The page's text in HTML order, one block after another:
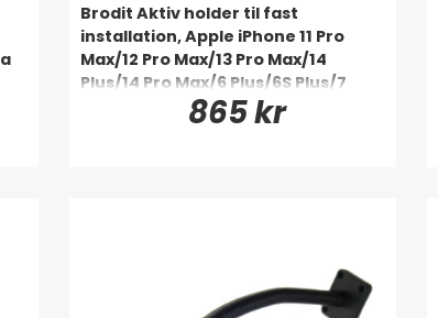
Brodit Aktiv holder til fast
installation, Apple iPhone 11 Pro
Max/12 Pro Max/13 Pro Max/14
Plus/14 Pro Max/6 Plus/6S Plus/7
Plus/8 Plus/Xs Max865 kr